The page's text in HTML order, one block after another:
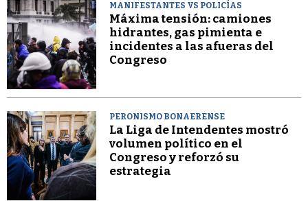
MANIFESTANTES VS POLICÍAS
Máxima tensión: camiones
hidrantes, gas pimienta e
incidentes a las afueras del
Congreso
PERONISMO BONAERENSE
La Liga de Intendentes mostró
volumen político en el
Congreso y reforzó su
estrategia